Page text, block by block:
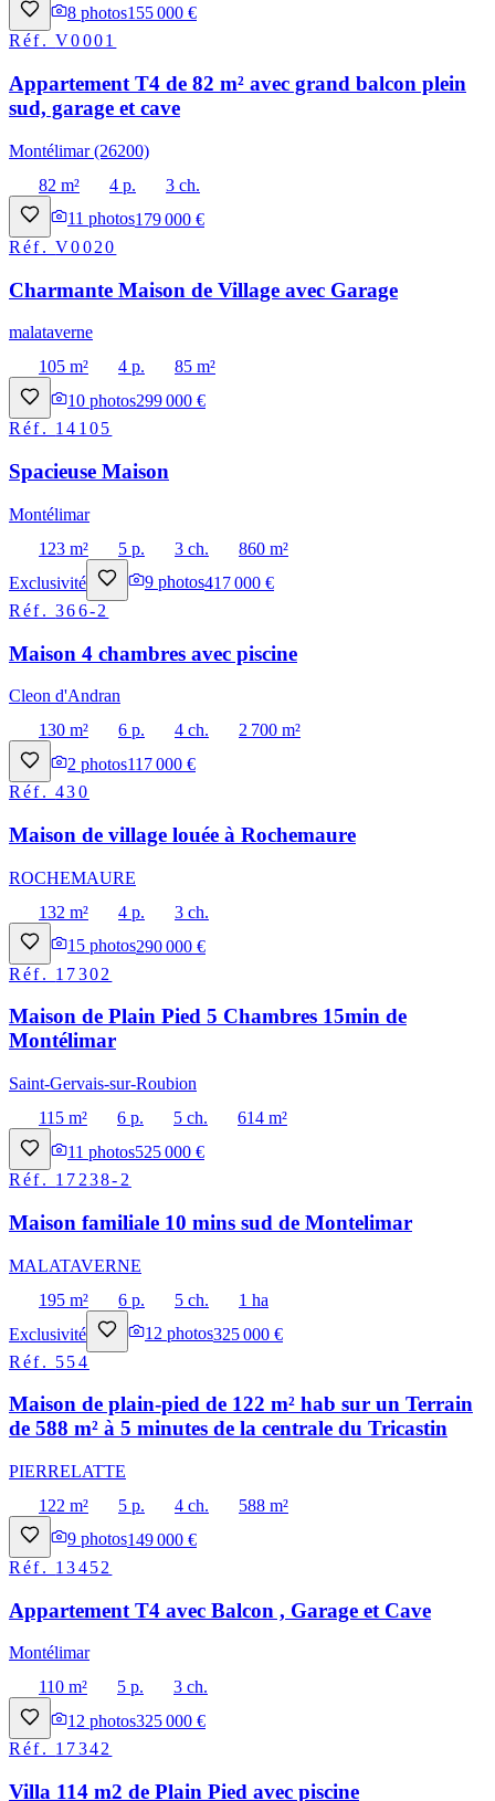
8 photos155 000 €
Réf.V0001
Appartement T4 de 82 m² avec grand balcon plein
sud, garage et cave
Montélimar (26200)
82 m²
4 p.
3 ch.
11 photos179 000 €
Réf.V0020
Charmante Maison de Village avec Garage
malataverne
105 m²
4 p.
85 m²
10 photos299 000 €
Réf. 14105
Spacieuse Maison
Montélimar
123 m²
5 p. 3 ch.
860 m²
Exclusivité
9 photos417 000 €
Réf.366-2
Maison 4 chambres avec piscine
Cleon d'Andran
130 m²
6 p. 4 ch.
2 700 m²
2 photos117 000 €
Réf.430
Maison de village louée à Rochemaure
ROCHEMAURE
132 m²
4 p.
3 ch.
15 photos290 000 €
Réf. 17302
Maison de Plain Pied 5 Chambres 15min de
Montélimar
Saint-Gervais-sur-Roubion
115 m²
6 p. 5 ch.
614 m²
11 photos525 000 €
Réf. 17238-2
Maison familiale 10 mins sud de Montelimar
MALATAVERNE
195 m²
6 p. 5 ch.
1 ha
Exclusivité
12 photos325 000 €
Réf. 554
Maison de plain-pied de 122 m² hab sur un Terrain
de 588 m² à 5 minutes de la centrale du Tricastin
PIERRELATTE
122 m²
5 p. 4 ch.
588 m²
9 photos149 000 €
Réf. 13452
Appartement T4 avec Balcon , Garage et Cave
Montélimar
110 m²
5 p.
3 ch.
12 photos325 000 €
Réf. 17342
Villa 114 m2 de Plain Pied avec piscine